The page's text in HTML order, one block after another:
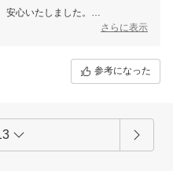
心いたしました。
ただき誠にありがとうございま
待ちしております。
さらに表示
参考になった